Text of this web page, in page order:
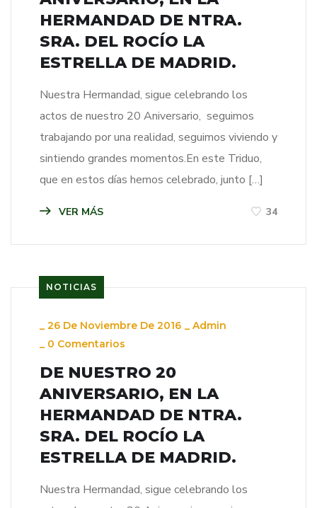
HERMANDAD DE NTRA.
SRA. DEL ROCÍO LA
ESTRELLA DE MADRID.
Nuestra Hermandad, sigue celebrando los
actos de nuestro 20 Aniversario, seguimos
trabajando por una realidad, seguimos viviendo y
sintiendo grandes momentos.En este Triduo,
que en estos días hemos celebrado, junto […]
VER MÁS 34
NOTICIAS
_ 26 De Noviembre De 2016 _ Admin
_ 0 Comentarios
DE NUESTRO 20
ANIVERSARIO, EN LA
HERMANDAD DE NTRA.
SRA. DEL ROCÍO LA
ESTRELLA DE MADRID.
Nuestra Hermandad, sigue celebrando los